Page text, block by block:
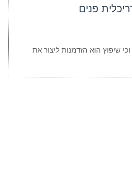
פנים
שיפוץ הוא הזדמנות ליצור את